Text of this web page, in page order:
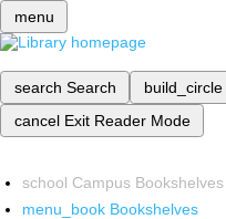
menu
search Search build_circle
cancel Exit Reader Mode
school Campus Bookshelves
menu_book Bookshelves